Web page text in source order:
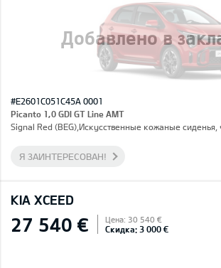
Добавлено в
#E2601C051C45A 0001
Picanto 1,0 GDI GT Line AMT
Signal Red (BEG),Искусственные кожаные
Я ЗАИНТЕРЕСОВАН!
KIA XCEED
27 540 € Цена: 30 540 €
Скидка: 3 000 €